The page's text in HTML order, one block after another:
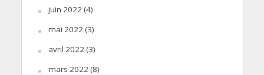
juin 2022(4)
mai 2022(3)
avril 2022(3)
mars 2022(8)